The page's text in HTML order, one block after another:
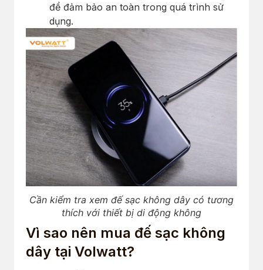
để đảm bảo an toàn trong quá trình sử
dụng.
Cần kiểm tra xem đế sạc không dây có tương
thích với thiết bị di động không
Vì sao nên mua đế sạc không
dây tại Volwatt?